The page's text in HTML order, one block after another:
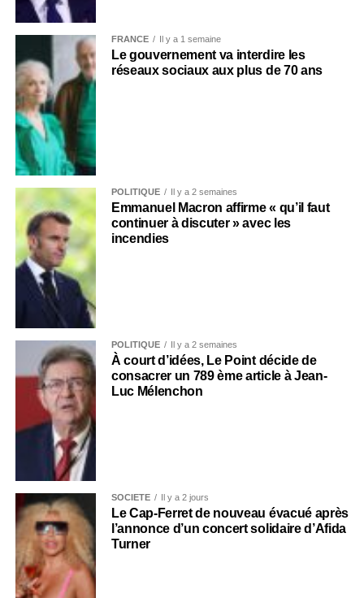
FRANCE Il y a 1 semaine
Le gouvernement va interdire les
réseaux sociaux aux plus de 70 ans
POLITIQUE Il y a 2 semaines
Emmanuel Macron affirme « qu’il faut
continuer à discuter » avec les
incendies
POLITIQUE Il y a 2 semaines
À court d’idées, Le Point décide de
consacrer un 789 ème article à Jean-
Luc Mélenchon
SOCIÉTÉ Il y a 2 jours
Le Cap-Ferret de nouveau évacué après
l’annonce d’un concert solidaire d’Afida
Turner